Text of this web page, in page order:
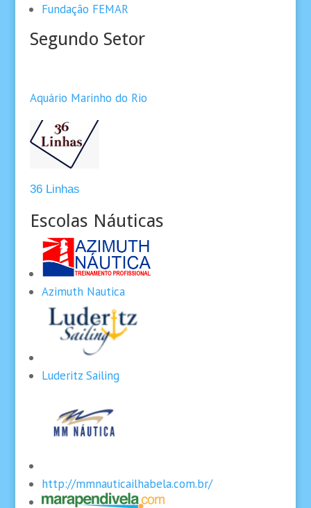
Fundação FEMAR
Segundo Setor
Aquário Marinho do Rio
36 Linhas
Escolas Náuticas
Azimuth Nautica
Luderitz Sailing
http://mmnauticailhabela.com.br/